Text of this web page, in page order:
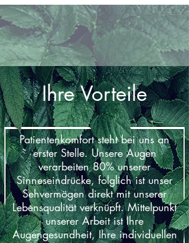
Ihre Vorteile
Patientenkomfort steht bei uns an
erster Stelle. Unsere Augen
verarbeiten 80% unserer
Sinneseindrücke, folglich ist unser
Sehvermögen direkt mit unserer
Lebensqualität verknüpft. Mittelpunkt
unserer Arbeit ist Ihre
Augengesundheit, Ihre individuellen